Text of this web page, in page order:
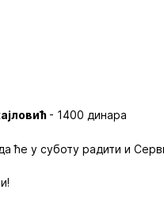
- 1400 динара
ће у суботу радити и